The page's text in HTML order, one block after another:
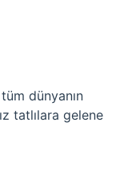
dünyanın
tatlılara gelene